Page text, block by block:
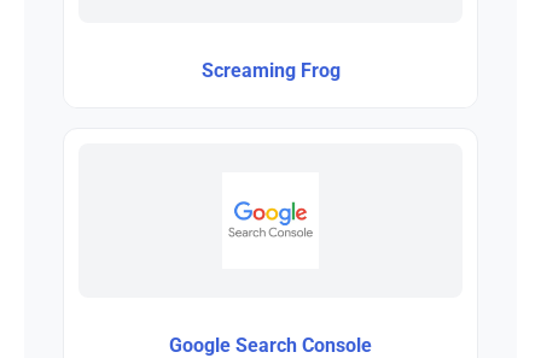
Screaming Frog
Google Search Console